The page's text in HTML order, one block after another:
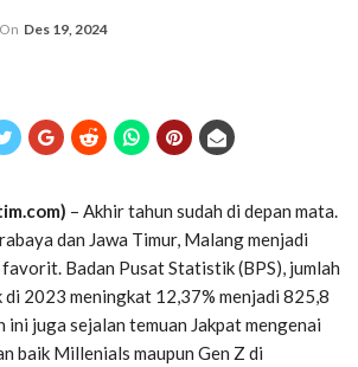
On Des 19, 2024
– Akhir tahun sudah di depan mata.
dan Jawa Timur, Malang menjadi
Badan Pusat Statistik (BPS), jumlah
2023 meningkat 12,37% menjadi 825,8
ini juga sejalan temuan Jakpat mengenai
baik Millenials maupun Gen Z di